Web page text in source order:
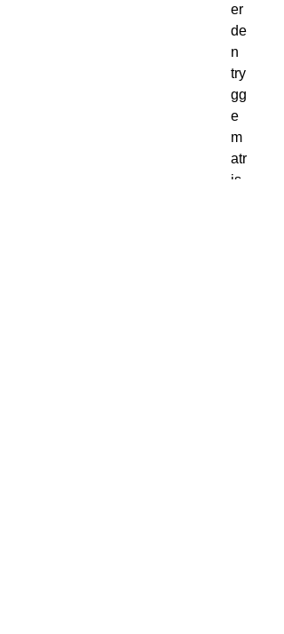
er
de
n
try
gg
e
m
atr
is